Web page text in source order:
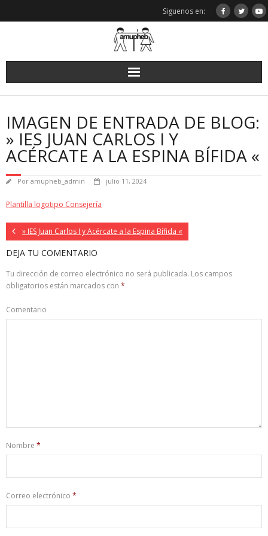
Siguenos en:
IMAGEN DE ENTRADA DE BLOG:
» IES JUAN CARLOS I Y
ACÉRCATE A LA ESPINA BÍFIDA «
Por amupheb_admin julio 11, 2024
Plantilla logotipo Consejería
» IES Juan Carlos I y Acércate a la Espina Bífida «
DEJA TU COMENTARIO
Tu dirección de correo electrónico no será publicada. Los campos
obligatorios están marcados con *
Comentario
Nombre *
Correo electrónico *